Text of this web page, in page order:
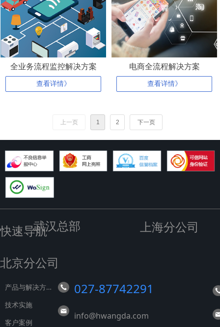
全业务流程监控解决方案
查看详情》
电商全流程解决方案
查看详情》
上一页 1 2 下一页
快速导航
产
品与解决方案
技术实施
客户案例
武汉总部
027-87742291
info@hwangda.com
上海分公司
北京分公司